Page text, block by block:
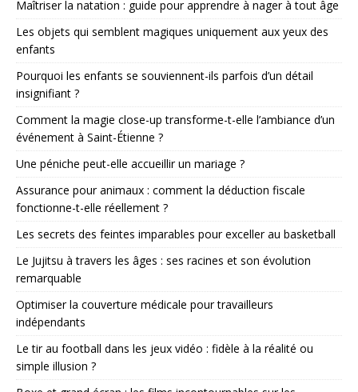
Maîtriser la natation : guide pour apprendre à nager à tout âge
Les objets qui semblent magiques uniquement aux yeux des
enfants
Pourquoi les enfants se souviennent-ils parfois d’un détail
insignifiant ?
Comment la magie close-up transforme-t-elle l’ambiance d’un
événement à Saint-Étienne ?
Une péniche peut-elle accueillir un mariage ?
Assurance pour animaux : comment la déduction fiscale
fonctionne-t-elle réellement ?
Les secrets des feintes imparables pour exceller au basketball
Le Jujitsu à travers les âges : ses racines et son évolution
remarquable
Optimiser la couverture médicale pour travailleurs
indépendants
Le tir au football dans les jeux vidéo : fidèle à la réalité ou
simple illusion ?